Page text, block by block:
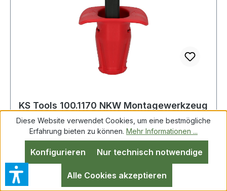
KS Tools 100.1170 NKW Montagewerkzeug
für VDO REDI-Sensoren
NKW Montagewerkzeug für VDO REDI-
Sensoren ideal geeignet für schnelles und
beschädigungsfreies Einsetzen der VDO REDI-
Diese Website verwendet Cookies, um eine bestmögliche
Erfahrung bieten zu können. Mehr Informationen ...
Nur technisch notwendige
Konfigurieren
Alle Cookies akzeptieren